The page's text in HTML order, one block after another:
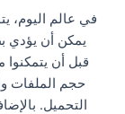
في عالم اليوم،
يمكن أن يؤدي
قبل أن
حجم الملفات
التحميل.